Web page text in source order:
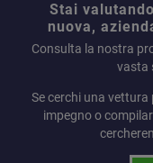
Stai
nuova,
Consulta la nostra
vasta
Se cerchi una
impegno o